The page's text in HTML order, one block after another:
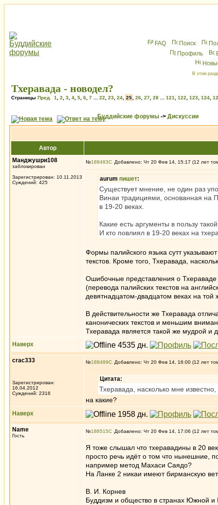
FAQ Поиск
Профиль
В этом
Тхеравада - новодел?
Страницы Пред. 1 2 3 4 5 6 7 22 23 24 25 26 27 28 121 122 123 124
Буддийские форумы -> Дискуссии
Автор
Манджушри108
заблокирован
Зарегистрирован: 10.11.2013
Суждений: 425
№188483 Добавлено: Чт 20 Фев 14, 15:17 (12 лет
aurum пишет:
Существует мнение, не один раз
Винаи традициями, основанная на
в 19-20 веках.
Какие есть аргументы в пользу
И кто повлиял в 19-20 веках на
Формы палийского языка сутт
текстов. Кроме того, Тхеравада,
Ошибочные представления о Тхераваде
(перевода палийских текстов на
девятнадцатом-двадцатом веках на
В действительности же Тхеравада
канонических текстов и меньшим
Тхеравада является такой же мудрой
Наверх
crac333
Зарегистрирован:
16.04.2012
Суждений: 2316
№188489 Добавлено: Чт 20 Фев 14, 16:00 (12 лет
Цитата:
Тхеравада, насколько мне
на какие?
Наверх
Name
Гость
№188515 Добавлено: Чт 20 Фев 14, 17:06 (12 лет
Я тоже слышал что тхеравадины в 20
просто речь идёт о том что нынешние,
например метод Махаси Саядо?
На Ланке 2 никаи имеют бирманскую
В. И. Корнев
Буддизм и общество в странах Южной и